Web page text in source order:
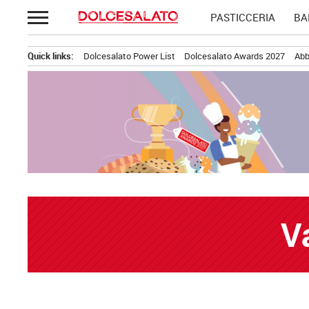
Passa
al
PASTICCERIA
Quick links: Dolcesalato Power List Dolcesalato Awards 2027